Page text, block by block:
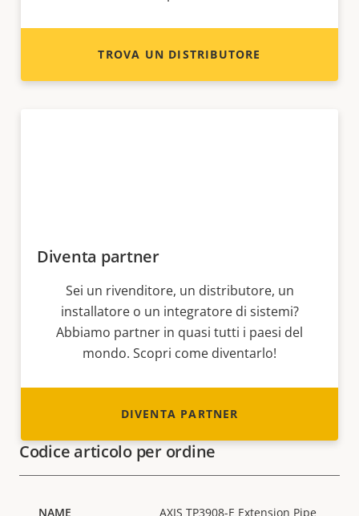
TROVA UN DISTRIBUTORE
Diventa partner
Sei un rivenditore, un distributore, un
installatore o un integratore di sistemi?
Abbiamo partner in quasi tutti i paesi del
mondo. Scopri come diventarlo!
DIVENTA PARTNER
Codice articolo per ordine
AXIS TP3908-E Extension Pipe